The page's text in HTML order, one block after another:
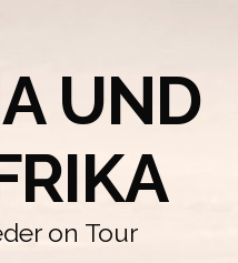
UND
on Tour